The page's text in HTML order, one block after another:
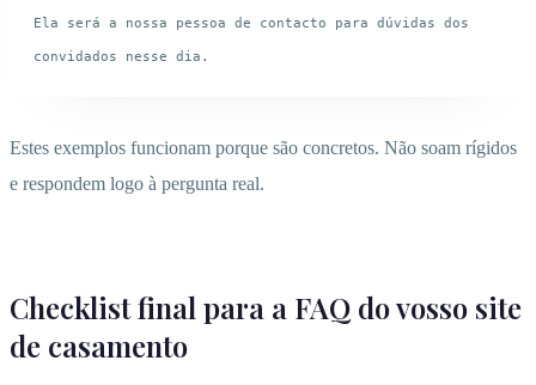
Ela será a nossa pessoa de contacto para dúvidas dos
Estes exemplos funcionam porque são concretos. Não soam rígidos
e respondem logo à pergunta real.
Checklist final para a FAQ do vosso site
de casamento